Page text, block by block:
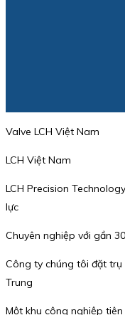
Valve LCH Việt Nam
LCH Việt Nam
LCH Precision
lực
Chuyên nghiệp với gần
Công ty chúng tôi đặt trụ
Trung
Một khu công nghiệp